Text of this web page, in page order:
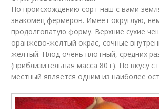
По происхождению сорт наш с вами
знакомец фермеров. Имеет округлую,
продолговатую форму. Верхние сухие
оранжево-желтый окрас, сочные
желтый. Плод очень плотный, средних
(приблизительная масса 80 г). По вкусу
местный является одним из наиболее